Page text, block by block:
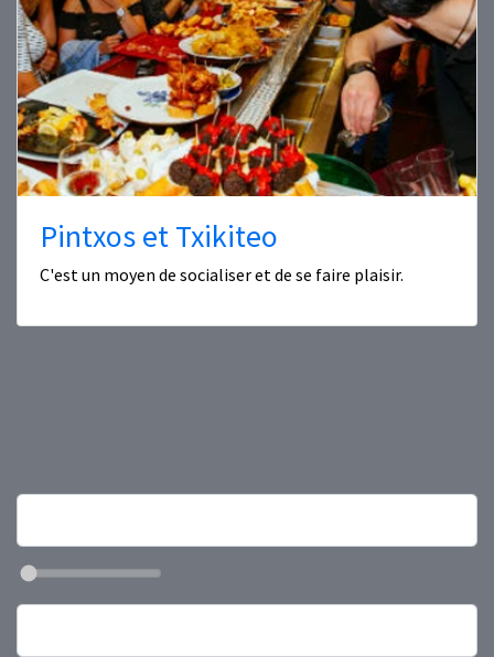
Pintxos et Txikiteo
C'est un moyen de socialiser et de se faire plaisir.